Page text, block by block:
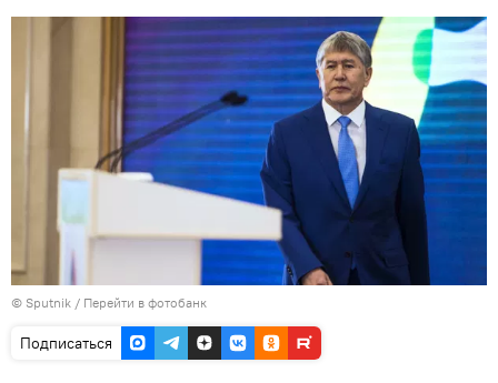
© Sputnik / Перейти в фотобанк
Подписаться